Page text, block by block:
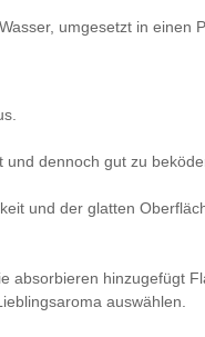
umgesetzt in einen
dennoch gut zu
und der glatten
hinzugefügt
auswählen.